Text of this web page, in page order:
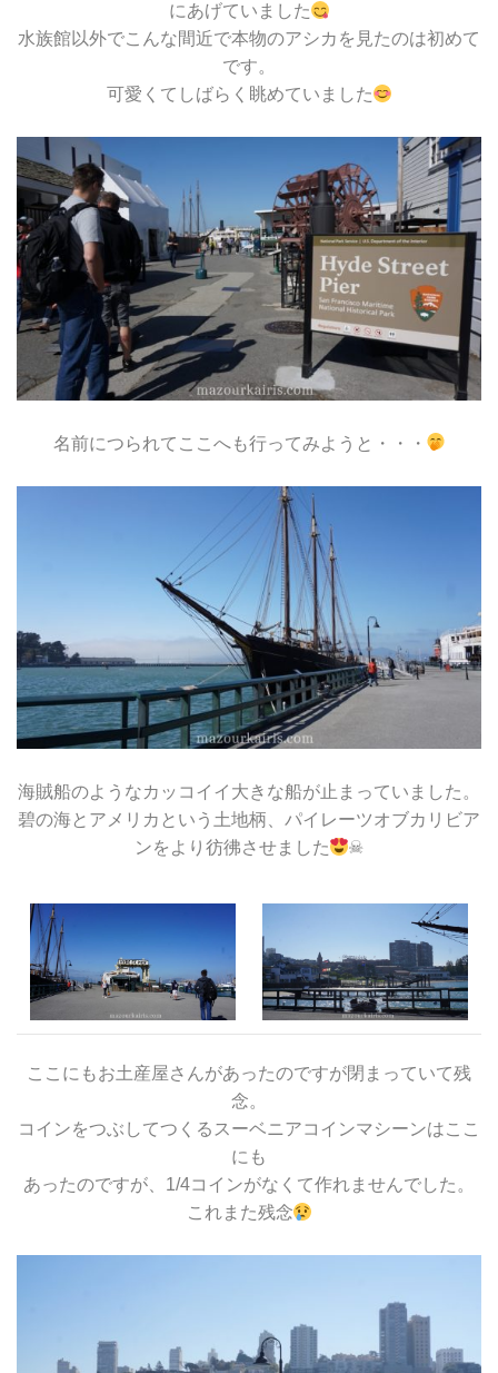
にあげていました
水族館以外でこんな間近で本物のアシカを見たのは初めて
です。
可愛くてしばらく眺めていました
名前につられてここへも行ってみようと・・・
海賊船のようなカッコイイ大きな船が止まっていました。
碧の海とアメリカという土地柄、パイレーツオブカリビア
ンをより彷彿させました
☠
ここにもお土産屋さんがあったのですが閉まっていて残
念。
コインをつぶしてつくるスーベニアコインマシーンはここ
にも
あったのですが、1/4コインがなくて作れませんでした。
これまた残念